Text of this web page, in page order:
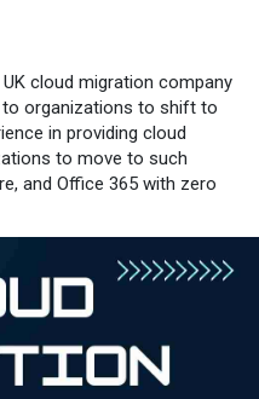
cloud migration company
organizations to shift to
in providing cloud
to move to such
and Office 365 with zero
by addressing prime issues
cloud optimization. Through
and data sovereignty,
the full potential of the
and scalability. Choose
migration.